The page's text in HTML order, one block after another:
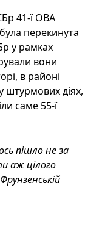
41-ї ОВА
перекинута
у рамках
вони
в районі
штурмових діях,
саме 55-ї
пішло не за
аж цілого